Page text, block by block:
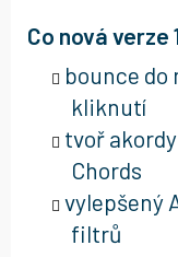
Co nová verze
bounce do
kliknutí
tvoř
Chords
vylepšený
filtrů